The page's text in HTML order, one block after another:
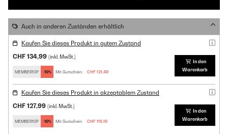
Auch in anderen Zuständen erhältlich
Kaufen Sie dieses Produkt in gutem Zustand
CHF 134,99 (inkl. MwSt.)
MEMBER10P -10% Mit Gutschein: CHF 121,49
In den
Warenkorb
Kaufen Sie dieses Produkt in akzeptablem Zustand
CHF 127,99 (inkl. MwSt.)
MEMBER10P -10% Mit Gutschein: CHF 115,19
In den
Warenkorb